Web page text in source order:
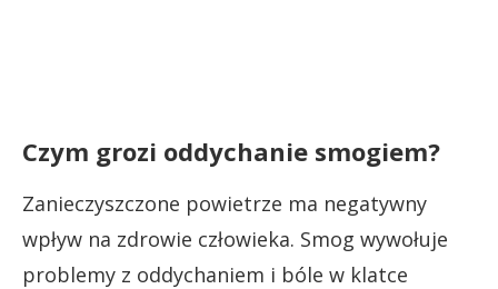
Czym grozi oddychanie smogiem?
Zanieczyszczone powietrze ma negatywny
wpływ na zdrowie człowieka. Smog wywołuje
problemy z oddychaniem i bóle w klatce